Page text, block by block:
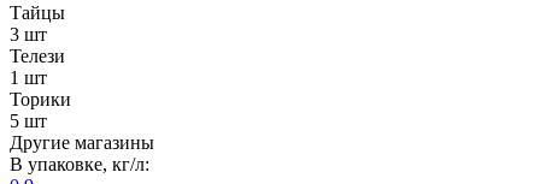
Тайцы
3 шт
Телези
1 шт
Торики
5 шт
Другие магазины
В упаковке, кг/л: